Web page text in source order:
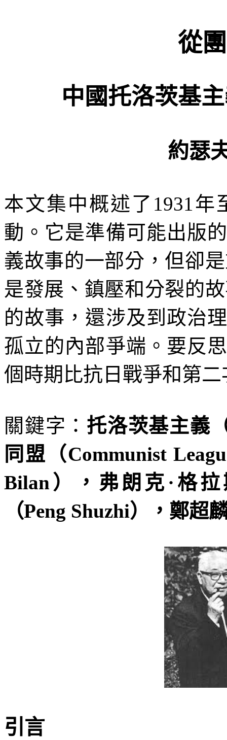
從
中國托洛茨基
約瑟
本文集中概述了 1931 年
動。它是準備可能出版
義故事的一部分，但卻
是發展、鎮壓和分裂的
的故事，還涉及到政治
孤立的內部爭端。要反
個時期比抗日戰爭和第
關鍵字： 托洛茨基主義
同盟（Communist
Bilan ），弗朗克·格
（Peng Shuzhi），鄭超
引言